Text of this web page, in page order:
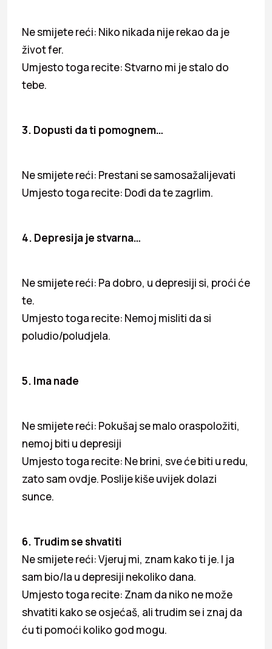
Ne smijete reći: Niko nikada nije rekao da je
život fer.
Umjesto toga recite: Stvarno mi je stalo do
tebe.
3. Dopusti da ti pomognem…
Ne smijete reći: Prestani se samosažalijevati
Umjesto toga recite: Dođi da te zagrlim.
4. Depresija je stvarna…
Ne smijete reći: Pa dobro, u depresiji si, proći će
te.
Umjesto toga recite: Nemoj misliti da si
poludio/poludjela.
5. Ima nade
Ne smijete reći: Pokušaj se malo oraspoložiti,
nemoj biti u depresiji
Umjesto toga recite: Ne brini, sve će biti u redu,
zato sam ovdje. Poslije kiše uvijek dolazi
sunce.
6. Trudim se shvatiti
Ne smijete reći: Vjeruj mi, znam kako ti je. I ja
sam bio/la u depresiji nekoliko dana.
Umjesto toga recite: Znam da niko ne može
shvatiti kako se osjećaš, ali trudim se i znaj da
ću ti pomoći koliko god mogu.